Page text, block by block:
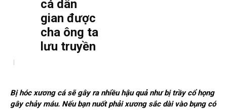
cá dân
gian được
cha ông ta
lưu truyền
Bị hóc xương cá sẽ gây ra nhiều hậu quả như bị trầy cổ họng
gây chảy máu. Nếu bạn nuốt phải xương sắc dài vào bụng có